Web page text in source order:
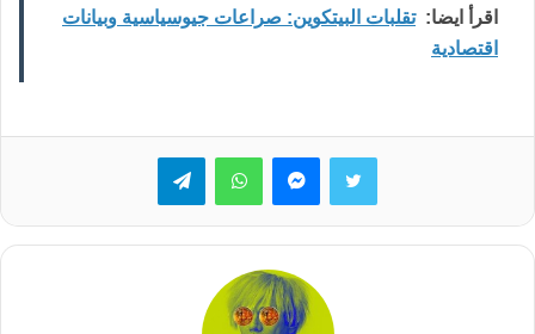
اقرأ ايضا: تقلبات البيتكوين: صراعات جيوسياسية وبيانات
اقتصادية
تويتر ماسنجرواتساب تيلقرام